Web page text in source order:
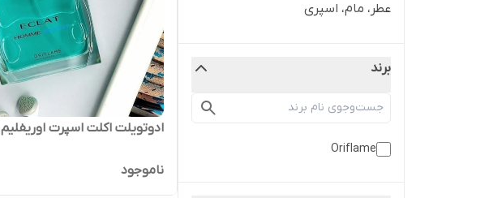
عطر، مام، اسپری
برند
Oriflame
ادوتویلت اکلت اسپرت اوریفلیم
ناموجود